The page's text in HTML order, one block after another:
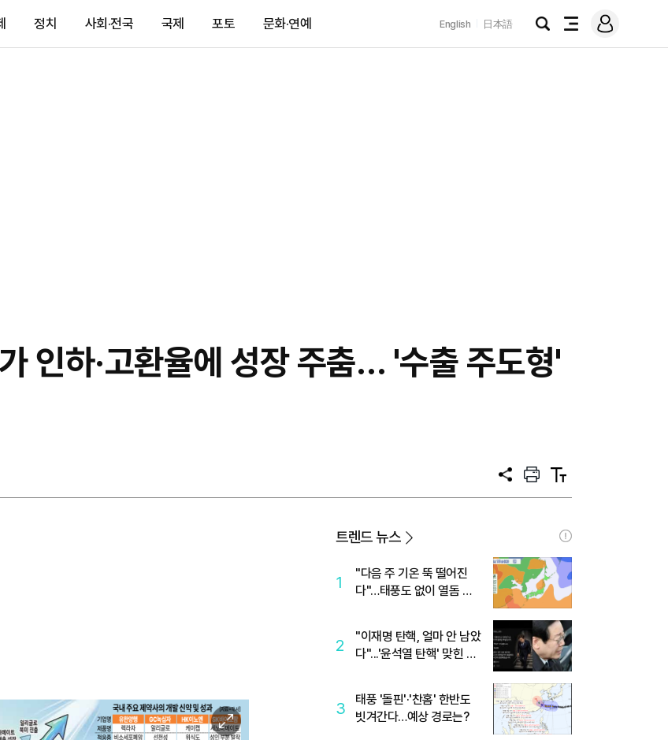
정치 사회·전국 국제 포토 문화·연예 English 日本語
검
전
메
그
인하·고환율에 성장 주춤… '수출 주도형'
공
프
트
텍
트
이미지
확대
트렌드 뉴스
1
"다음 주 기온 뚝 떨어진
다"…태풍도 없이 열돔 박
2
"이재명 탄핵, 얼마 안 남았
다"...'윤석열 탄핵' 맞힌 무
3
태풍 '돌핀'·'찬홈' 한반도
빗겨간다…예상 경로는?